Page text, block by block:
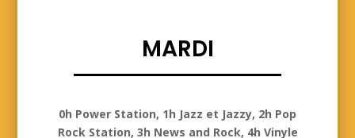
MARDI
0h Power Station, 1h Jazz et Jazzy, 2h Pop
Rock Station, 3h News and Rock, 4h Vinyle